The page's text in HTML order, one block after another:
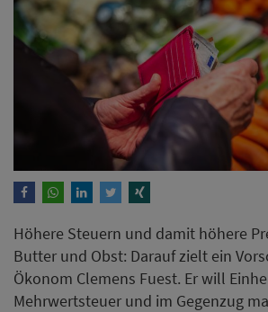
Höhere Steuern und damit höhere
Butter und Obst: Darauf zielt ein
Ökonom Clemens Fuest. Er will
Mehrwertsteuer und im Gegenzug